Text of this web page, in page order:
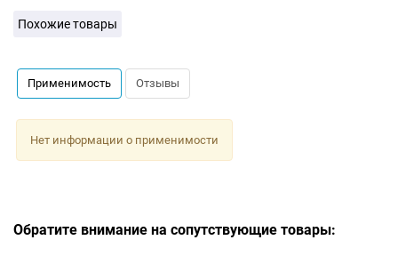
Похожие товары
Применимость Отзывы
Нет информации о применимости
Обратите внимание на сопутствующие товары: